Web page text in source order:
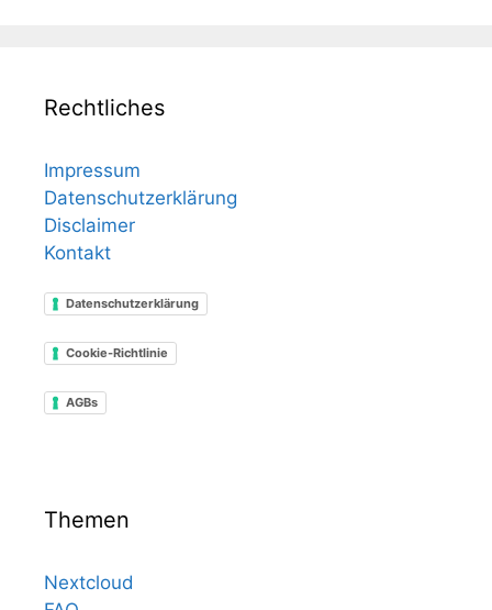
Rechtliches
Impressum
Datenschutzerklärung
Disclaimer
Kontakt
Datenschutzerklärung
Cookie-Richtlinie
AGBs
Themen
Nextcloud